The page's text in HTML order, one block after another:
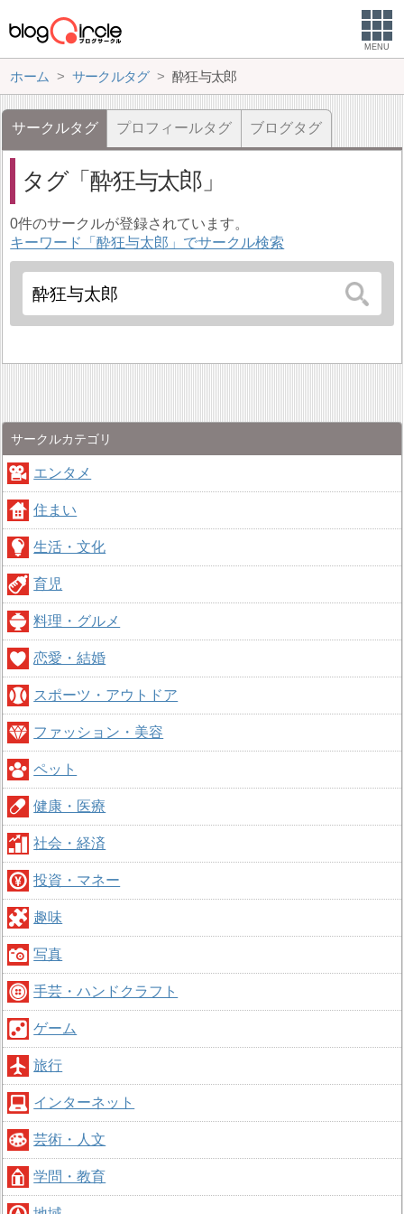
MENU
ホーム サークルタグ 酔狂与太郎
サークルタグ プロフィールタグ ブログタグ
タグ 酔狂与太郎
0件のサークルが登録されています。
キーワード「酔狂与太郎」でサークル検索
サークルカテゴリ
エンタメ
住まい
生活・文化
育児
料理・グルメ
恋愛・結婚
スポーツ・アウトドア
ファッション・美容
ペット
健康・医療
社会・経済
投資・マネー
趣味
写真
手芸・ハンドクラフト
ゲーム
旅行
インターネット
芸術・人文
学問・教育